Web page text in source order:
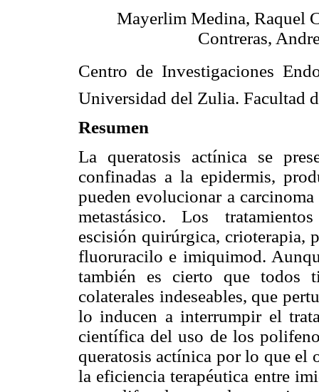
Mayerlim Medina, Raquel
Contreras,
Centro de Investigaciones
Universidad del Zulia. Facultad
Resumen
La queratosis actínica se
confinadas a la epidermis,
pueden evolucionar a
metastásico. Los
escisión quirúrgica, crioterapia,
fluoruracilo e imiquimod.
también es cierto que todos
colaterales indeseables, que
lo inducen a interrumpir el
científica del uso de los
queratosis actínica por lo que el
la eficiencia terapéutica entre